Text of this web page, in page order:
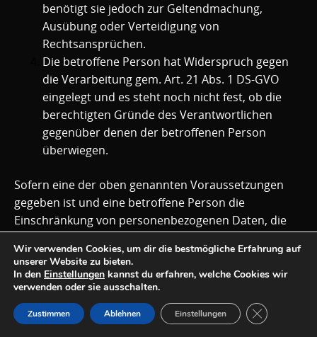
benötigt sie jedoch zur Geltendmachung,
Ausübung oder Verteidigung von
Rechtsansprüchen.
Die betroffene Person hat Widerspruch gegen
die Verarbeitung gem. Art. 21 Abs. 1 DS-GVO
eingelegt und es steht noch nicht fest, ob die
berechtigten Gründe des Verantwortlichen
gegenüber denen der betroffenen Person
überwiegen.
Sofern eine der oben genannten Voraussetzungen
gegeben ist und eine betroffene Person die
Einschränkung von personenbezogenen Daten, die
verlangen möchte, kann sie sich hierzu jederzeit an
unseren Datenschutzbeauftragten oder einen
anderen Mitarbeiter des für die Verarbeitung
Verantwortlichen wenden. Der
Datenschutzbeauftragte der Firma Gartenbau Sauer
Wir verwenden Cookies, um dir die bestmögliche Erfahrung auf
unserer Website zu bieten.
In den Einstellungen kannst du erfahren, welche Cookies wir
verwenden oder sie ausschalten.
Zustimmen Ablehnen Einstellungen GDPR